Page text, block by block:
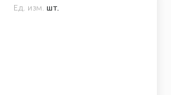
Ед. изм. шт.